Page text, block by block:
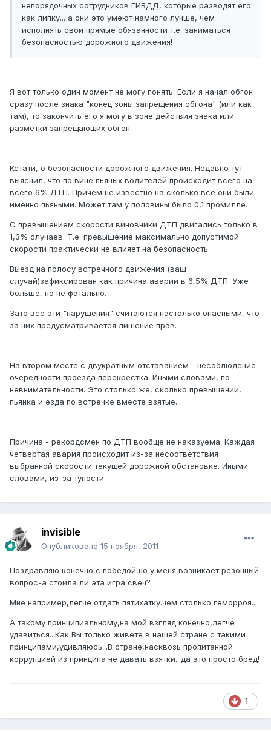
непорядочных сотрудников ГИБДД, которые разводят его
как липку... а они это умеют намного лучше, чем
исполнять свои прямые обязанности т.е. заниматься
безопасностью дорожного движения!
Я вот только один момент не могу понять. Если я начал обгон
сразу после знака "конец зоны запрещения обгона" (или как
там), то закончить его я могу в зоне действия знака или
разметки запрещающих обгон.
Кстати, о безопасности дорожного движения. Недавно тут
выяснил, что по вине пьяных водителей происходит всего на
всего 6% ДТП. Причем не известно на сколько все они были
именно пьяными. Может там у половины было 0,1 промилле.
С превышением скорости виновники ДТП двигались только в
1,3% случаев. Т.е. превышение максимально допустимой
скорости практически не влияет на безопасность.
Выезд на полосу встречного движения (ваш
случай)зафиксирован как причина аварии в 6,5% ДТП. Уже
больше, но не фатально.
Зато все эти "нарушения" считаются настолько опасными, что
за них предусматривается лишение прав.
На втором месте с двукратным отставанием - несоблюдение
очередности проезда перекрестка. Иными словами, по
невнимательности. Это столько же, сколько превышении,
пьянка и езда по встречке вместе взятые.
Причина - рекордсмен по ДТП вообще не наказуема. Каждая
четвертая авария происходит из-за несоответствия
выбранной скорости текущей дорожной обстановке. Иными
словами, из-за тупости.
invisible
Опубликовано 15 ноября, 2011
Поздравляю конечно с победой,но у меня возникает резонный
вопрос-а стоила ли эта игра свеч?
Мне например,легче отдать пятихатку.чем столько геморроя...
А такому принципиальному,на мой взгляд конечно,легче
удавиться...Как Вы только живете в нашей стране с такими
принципами,удивляюсь...В стране,насквозь пропитанной
коррупцией из принципа не давать взятки...да это просто бред!
1